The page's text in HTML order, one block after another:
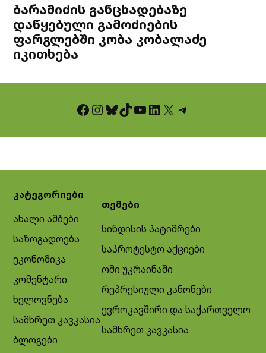
ბარამიძის განცხადებაზე
დაწყებული გამოძიების
ფარგლებში კობა კობალაძე
იკითხება
Facebook InstagramBluesky TikTok YouTube LinkedIn X Telegram
კატეგორიები
ახალი ამბები
საზოგადოება
ეკონომიკა
კომენტარი
ხელოვნება
სამხრეთ კავკასია
ბლოგები
თემები
სინდისის პატიმრები
საპროტესტო აქციები
ომი უკრაინაში
რეპრესიული კანონები
ევროკავშირი და საქართველო
სამხრეთ კავკასია